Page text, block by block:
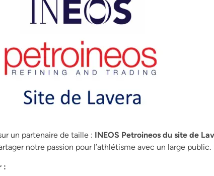
un partenaire de taille : INEOS Petroineos du site de
notre passion pour l’athlétisme avec un large public.
: